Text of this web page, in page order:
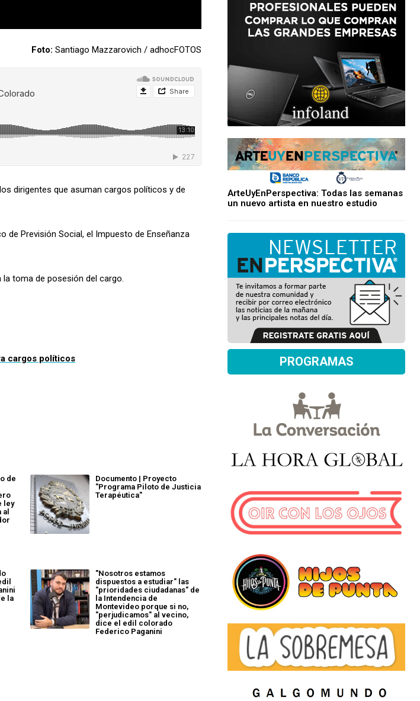
Foto: Santiago Mazzarovich / adhocFOTOS
dirigentes que asuman cargos políticos y de
de Previsión Social, el Impuesto de Enseñanza
toma de posesión del cargo.
cargos políticos
de
ley
al
Documento | Proyecto
"Programa Piloto de Justicia
Terapéutica"
la
"Nosotros estamos
dispuestos a estudiar" las
"prioridades ciudadanas" de
la Intendencia de
Montevideo porque si no,
"perjudicamos" al vecino,
dice el edil colorado
Federico Paganini
ArteUyEnPerspectiva: Todas las semanas
un nuevo artista en nuestro estudio
PROGRAMAS